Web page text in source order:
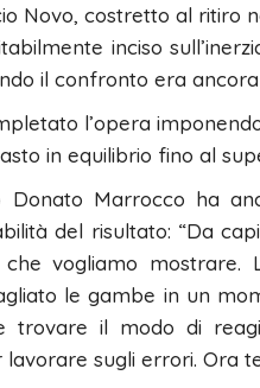
Novo, costretto al ritiro
inciso
il confronto era
l’opera
in equilibrio fino al
Marrocco ha
del risultato: “Da
vogliamo
le gambe in un
trovare il modo di
sugli errori. Ora